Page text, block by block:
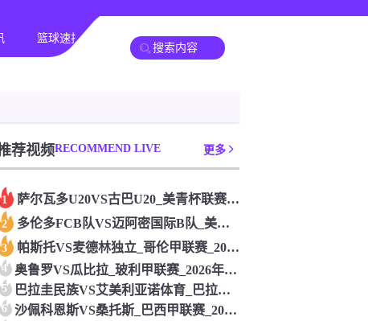
篮球速报 全球联赛
荐视频RECOMMEND LIVE 更多
1 萨尔瓦多U20VS古巴U20_美青杯联赛_2026年07月2
2 多伦多FCB队VS迈阿密国际B队_美预备联联赛_2026年0
3 帕斯托VS麦德林独立_哥伦甲联赛_2026年07月26日
4 奥鲁罗VS瓜比拉_玻利甲联赛_2026年07月26日
5 巴拉圭民族VS艾美利亚诺体育_巴拉甲联赛_2026年07月2
6 沙佩科恩斯VS桑托斯_巴西甲联赛_2026年07月26日